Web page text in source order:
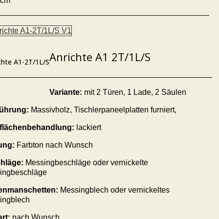
A1-2T/1L/SAnrichte A1 2T/1L/S
Variante: mit 2 Türen, 1 Lade, 2 Säulen
Massivholz, Tischlerpaneelplatten furniert,
lackiert
Farbton nach Wunsch
Messingbeschläge oder vernickelte
Messingblech oder vernickeltes
nach Wunsch